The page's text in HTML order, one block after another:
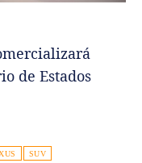
de Estados
SUV